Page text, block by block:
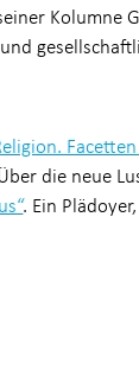
Kolumne
die neue
. Ein